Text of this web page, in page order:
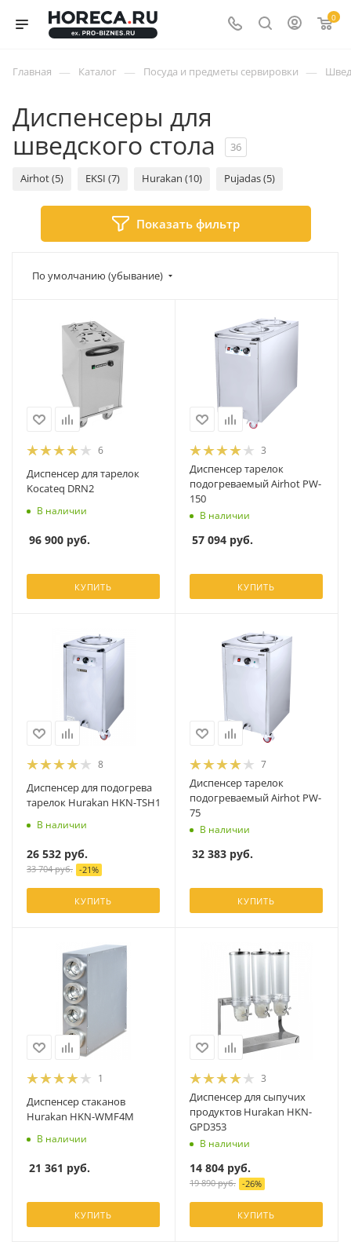
0
Главная — Каталог — Посуда и предметы сервировки —
Диспенсеры для
шведского стола
36
Airhot (5) EKSI (7) Hurakan (10) Pujadas (5)
Показать фильтр
По умолчанию (убывание)
6
Диспенсер для тарелок
Kocateq DRN2
В наличии
96 900 руб.
КУПИТЬ
3
Диспенсер тарелок
подогреваемый Airhot PW-
150
В наличии
57 094 руб.
КУПИТЬ
8
Диспенсер для подогрева
тарелок Hurakan HKN-TSH1
В наличии
26 532 руб.
33 704руб. -21%
КУПИТЬ
7
Диспенсер тарелок
подогреваемый Airhot PW-
75
В наличии
32 383 руб.
КУПИТЬ
1
Диспенсер стаканов
Hurakan HKN-WMF4M
В наличии
21 361 руб.
КУПИТЬ
3
Диспенсер для сыпучих
продуктов Hurakan HKN-
GPD353
В наличии
14 804 руб.
19 890руб. -26%
КУПИТЬ